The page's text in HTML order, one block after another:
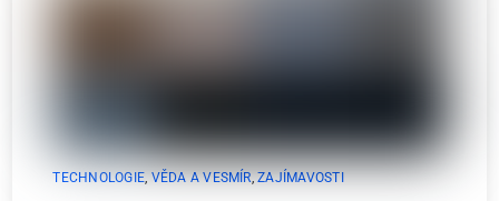
TECHNOLOGIE, VĚDA A VESMÍR,ZAJÍMAVOSTI